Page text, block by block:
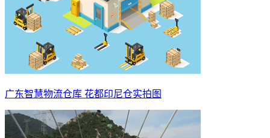
广东智慧物流仓库 花都印尼仓实拍图